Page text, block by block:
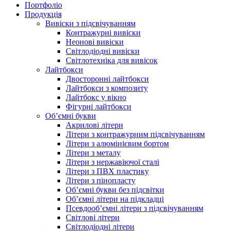
Портфоліо
Продукція
Вивіски з підсвічуванням
Контражурні вивіски
Неонові вивіски
Світлодіодні вивіски
Світлотехніка для вивісок
Лайтбокси
Двосторонні лайтбокси
Лайтбокси з композиту
Лайтбокс у вікно
Фігурні лайтбокси
Об’ємні букви
Акрилові літери
Літери з контражурним підсвічуванням
Літери з алюмінієвим бортом
Літери з металу
Літери з нержавіючої сталі
Літери з ПВХ пластику
Літери з пінопласту
Об’ємні букви без підсвітки
Об’ємні літери на підкладці
Псевдооб’ємні літери з підсвічуванням
Світлові літери
Світлодіодні літери